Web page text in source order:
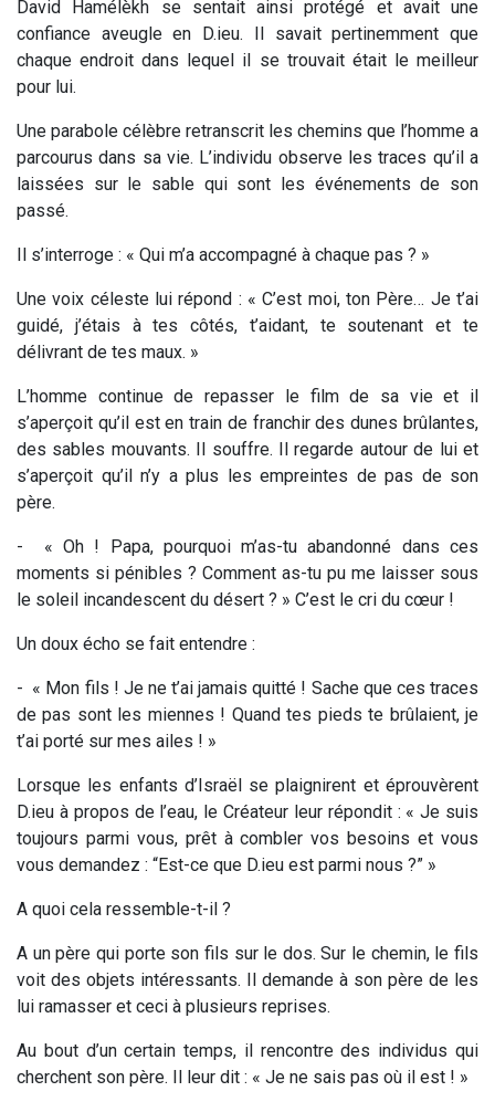
David Hamélèkh se sentait ainsi protégé et avait une
confiance aveugle en D.ieu. Il savait pertinemment que
chaque endroit dans lequel il se trouvait était le meilleur
pour lui.
Une parabole célèbre retranscrit les chemins que l’homme a
parcourus dans sa vie. L’individu observe les traces qu’il a
laissées sur le sable qui sont les événements de son
passé.
Il s’interroge : « Qui m’a accompagné à chaque pas ? »
Une voix céleste lui répond : « C’est moi, ton Père… Je t’ai
guidé, j’étais à tes côtés, t’aidant, te soutenant et te
délivrant de tes maux. »
L’homme continue de repasser le film de sa vie et il
s’aperçoit qu’il est en train de franchir des dunes brûlantes,
des sables mouvants. Il souffre. Il regarde autour de lui et
s’aperçoit qu’il n’y a plus les empreintes de pas de son
père.
-
« Oh ! Papa, pourquoi m’as-tu abandonné dans ces
moments si pénibles ? Comment as-tu pu me laisser sous
le soleil incandescent du désert ? » C’est le cri du cœur !
Un doux écho se fait entendre :
- « Mon fils ! Je ne t’ai jamais quitté ! Sache que ces traces
de pas sont les miennes ! Quand tes pieds te brûlaient, je
t’ai porté sur mes ailes ! »
Lorsque les enfants d’Israël se plaignirent et éprouvèrent
D.ieu à propos de l’eau, le Créateur leur répondit : « Je suis
toujours parmi vous, prêt à combler vos besoins et vous
vous demandez : “Est-ce que D.ieu est parmi nous ?” »
A quoi cela ressemble-t-il ?
A un père qui porte son fils sur le dos. Sur le chemin, le fils
voit des objets intéressants. Il demande à son père de les
lui ramasser et ceci à plusieurs reprises.
Au bout d’un certain temps, il rencontre des individus qui
cherchent son père. Il leur dit : « Je ne sais pas où il est ! »